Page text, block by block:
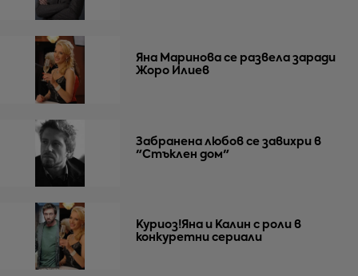
Яна Маринова се развела заради
Жоро Илиев
Забранена любов се завихри в
"Стъклен дом"
Куриоз!Яна и Калин с роли в
конкуретни сериали